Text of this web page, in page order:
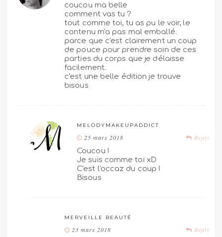
coucou ma belle
comment vas tu ?
tout comme toi, tu as pu le voir, le
contenu m'a pas mal emballé.
parce que c'est clairement un coup
de pouce pour prendre soin de ces
parties du corps que je délaisse
facilement.
c'est une belle édition je trouve
bisous
MELODYMAKEUPADDICT
Reply
25 mars 2018
Coucou !
Je suis comme toi xD
C'est l'occaz du coup !
Bisous
MERVEILLE BEAUTÉ
Reply
23 mars 2018